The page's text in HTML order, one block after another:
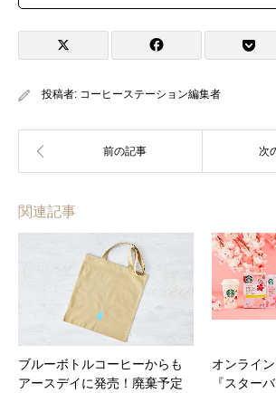
投稿者: コーヒーステーション編集者
関連記事
ブルーボトルコーヒーからも
アースデイに発売！廃棄予定
オンライ
『スター